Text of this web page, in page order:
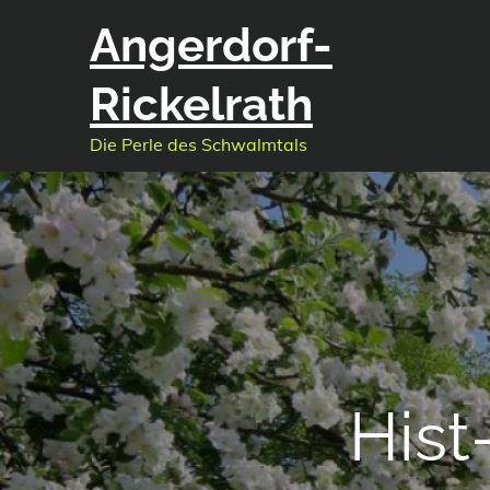
Angerdorf-
Rickelrath
Die Perle des Schwalmtals